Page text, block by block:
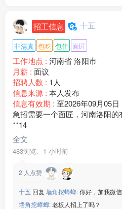
招工信息 十五
非清真 包吃 包住 面匠
工作地点 : 河南省 洛阳市
月薪 : 面议
招聘人数 : 1人
信息来源 : 本人发布
信息有效期 : 至2026年09月05日
急招需要一个面匠，河南洛阳
**14
全文
483浏览、 1 小时前
2 人点赞
十五 回复 墙角挖蟑螂:你好，加我微
墙角挖蟑螂:老板人招上了吗？